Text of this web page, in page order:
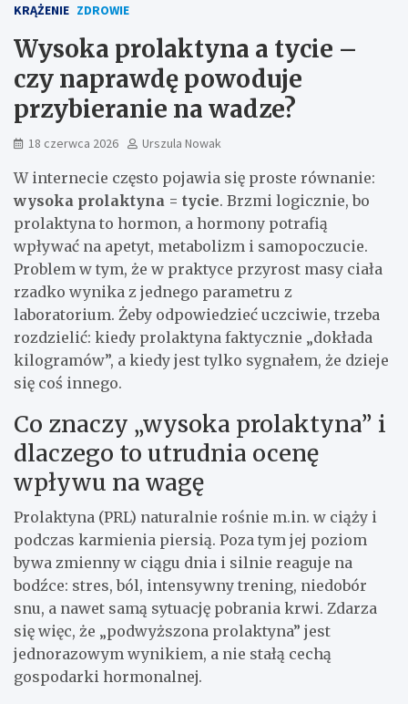
KRĄŻENIE ZDROWIE
Wysoka prolaktyna a tycie –
czy naprawdę powoduje
przybieranie na wadze?
18 czerwca 2026 Urszula Nowak
W internecie często pojawia się proste równanie:
wysoka prolaktyna = tycie. Brzmi logicznie, bo
prolaktyna to hormon, a hormony potrafią
wpływać na apetyt, metabolizm i samopoczucie.
Problem w tym, że w praktyce przyrost masy ciała
rzadko wynika z jednego parametru z
laboratorium. Żeby odpowiedzieć uczciwie, trzeba
rozdzielić: kiedy prolaktyna faktycznie „dokłada
kilogramów”, a kiedy jest tylko sygnałem, że dzieje
się coś innego.
Co znaczy „wysoka prolaktyna” i
dlaczego to utrudnia ocenę
wpływu na wagę
Prolaktyna (PRL) naturalnie rośnie m.in. w ciąży i
podczas karmienia piersią. Poza tym jej poziom
bywa zmienny w ciągu dnia i silnie reaguje na
bodźce: stres, ból, intensywny trening, niedobór
snu, a nawet samą sytuację pobrania krwi. Zdarza
się więc, że „podwyższona prolaktyna” jest
jednorazowym wynikiem, a nie stałą cechą
gospodarki hormonalnej.